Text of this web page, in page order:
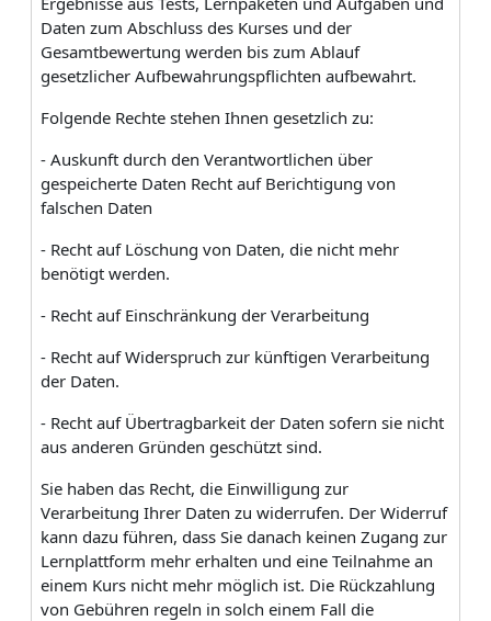
Daten zum Abschluss des Kurses und der
Gesamtbewertung werden bis zum Ablauf
gesetzlicher Aufbewahrungspflichten aufbewahrt.
Folgende Rechte stehen Ihnen gesetzlich zu:
- Auskunft durch den Verantwortlichen über
gespeicherte Daten Recht auf Berichtigung von
falschen Daten
- Recht auf Löschung von Daten, die nicht mehr
benötigt werden.
- Recht auf Einschränkung der Verarbeitung
- Recht auf Widerspruch zur künftigen Verarbeitung
der Daten.
- Recht auf Übertragbarkeit der Daten sofern sie nicht
aus anderen Gründen geschützt sind.
Sie haben das Recht, die Einwilligung zur
Verarbeitung Ihrer Daten zu widerrufen. Der Widerruf
kann dazu führen, dass Sie danach keinen Zugang zur
Lernplattform mehr erhalten und eine Teilnahme an
einem Kurs nicht mehr möglich ist. Die Rückzahlung
von Gebühren regeln in solch einem Fall die